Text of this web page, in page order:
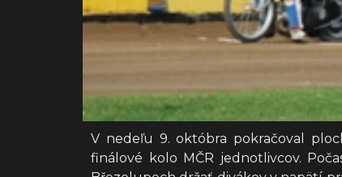
V nedeľu 9. októbra pokračoval
finálové kolo MČR jednotlivcov.